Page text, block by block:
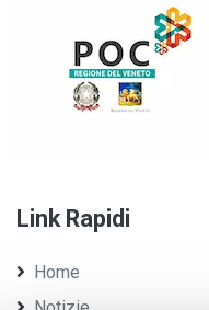
Link Rapidi
Home